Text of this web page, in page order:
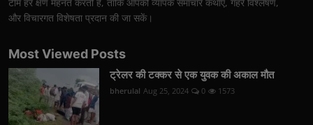
और विचारगत विशेषता प्रदान की जा सकें।
Most Viewed Posts
ट्रेलर की टक्कर से एक युवक की अकाल मौत
bherulal Aug 25, 2024 0 1573